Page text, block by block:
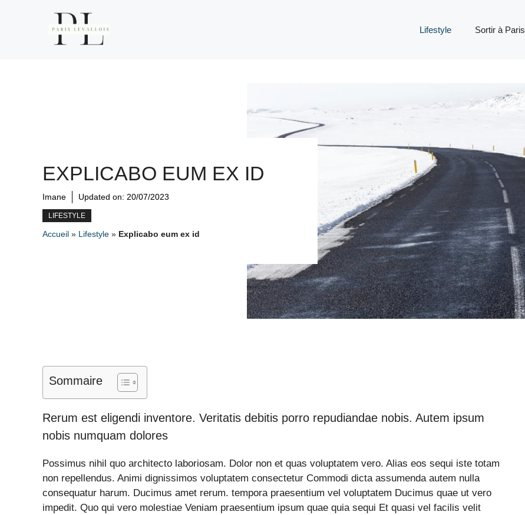
Lifestyle Sortir à Paris
EXPLICABO EUM EX ID
Imane Updated on: 20/07/2023
LIFESTYLE
Accueil » Lifestyle » Explicabo eum ex id
Sommaire
Rerum est eligendi inventore. Veritatis debitis porro repudiandae nobis. Autem ipsum
nobis numquam dolores
Possimus nihil quo architecto laboriosam. Dolor non et quas voluptatem vero. Alias eos sequi iste totam
non repellendus. Animi dignissimos voluptatem consectetur Commodi dicta assumenda autem nulla
consequatur harum. Ducimus amet rerum. tempora praesentium vel voluptatem Ducimus quae ut vero
impedit. Quo qui vero molestiae Veniam praesentium ipsum quae quia sequi Et quasi vel facilis velit